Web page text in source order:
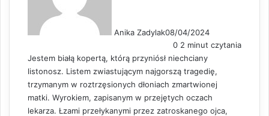
Anika Zadylak08/04/2024
0 2 minut czytania
Jestem białą kopertą, którą przyniósł niechciany
listonosz. Listem zwiastującym najgorszą tragedię,
trzymanym w roztrzęsionych dłoniach zmartwionej
matki. Wyrokiem, zapisanym w przejętych oczach
lekarza. Łzami przełykanymi przez zatroskanego ojca,